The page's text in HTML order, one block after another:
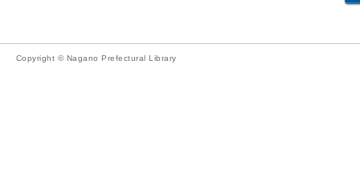
Copyright © Nagano Prefectural Library